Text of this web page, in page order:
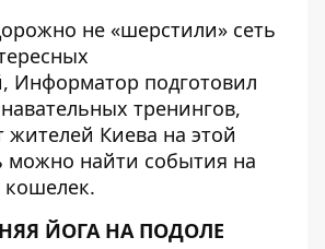
не «шерстили» сеть
Информатор подготовил
тренингов,
жителей Киева на этой
можно найти события на
ЙОГА НА ПОДОЛЕ